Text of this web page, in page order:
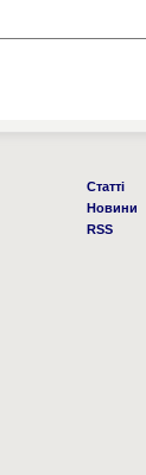
Статті
Новини
RSS